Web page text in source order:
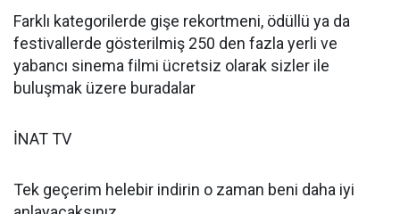
Farklı kategorilerde gişe rekortmeni, ödüllü ya da
festivallerde gösterilmiş 250 den fazla yerli ve
yabancı sinema filmi ücretsiz olarak sizler ile
buluşmak üzere buradalar
İNAT TV
Tek geçerim helebir indirin o zaman beni daha iyi